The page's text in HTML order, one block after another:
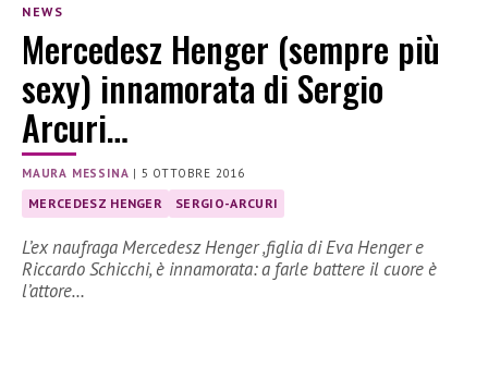
NEWS
Mercedesz Henger (sempre più
sexy) innamorata di Sergio
Arcuri…
MAURA MESSINA | 5 OTTOBRE 2016
MERCEDESZ HENGER SERGIO-ARCURI
L’ex naufraga Mercedesz Henger ,figlia di Eva Henger e
Riccardo Schicchi, è innamorata: a farle battere il cuore è
l’attore…